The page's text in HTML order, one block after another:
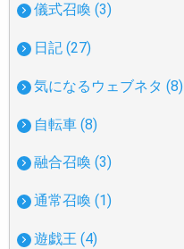
儀式召喚 (3)
日記 (27)
気になるウェブネタ (8)
自転車 (8)
融合召喚 (3)
通常召喚 (1)
遊戯王 (4)